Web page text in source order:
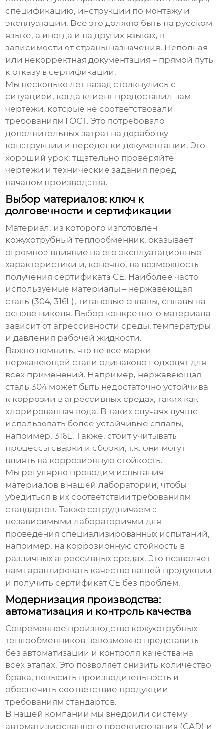
спецификацию, инструкции по монтажу и
эксплуатации. Все это должно быть на русском
языке, а иногда и на других языках, в
зависимости от страны назначения. Неполная
или некорректная документация – прямой путь
к отказу в сертификации.
Мы несколько лет назад столкнулись с
ситуацией, когда клиент предоставил нам
чертежи, которые не соответствовали
требованиям ГОСТ. Это потребовало
дополнительных затрат на доработку
конструкции и переделки документации. Это
хороший урок: тщательно проверяйте
чертежи и технические задания перед
началом производства.
Выбор материалов: ключ к
долговечности и сертификации
Материал, из которого изготовлен
кожухотрубный теплообменник, оказывает
огромное влияние на его эксплуатационные
характеристики и, конечно, на возможность
получения сертификата CE. Наиболее часто
используемые материалы – нержавеющая
сталь (304, 316L), титановые сплавы, сплавы на
основе никеля. Выбор конкретного материала
зависит от агрессивности среды, температуры
и давления рабочей жидкости.
Важно помнить, что не все марки
нержавеющей стали одинаково подходят для
всех применений. Например, нержавеющая
сталь 304 может быть недостаточно устойчива
к коррозии в агрессивных средах, таких как
хлорированная вода. В таких случаях лучше
использовать более устойчивые сплавы,
например, 316L. Также, стоит учитывать
процессы сварки и сборки, т.к. они могут
влиять на коррозионную стойкость.
Мы регулярно проводим испытания
материалов в нашей лаборатории, чтобы
убедиться в их соответствии требованиям
стандартов. Также сотрудничаем с
независимыми лабораториями для
проведения специализированных испытаний,
например, на коррозионную стойкость в
различных агрессивных средах. Это позволяет
нам гарантировать качество нашей продукции
и получить сертификат CE без проблем.
Модернизация производства:
автоматизация и контроль качества
Современное производство кожухотрубных
теплообменников невозможно представить
без автоматизации и контроля качества на
всех этапах. Это позволяет снизить количество
брака, повысить производительность и
обеспечить соответствие продукции
требованиям стандартов.
В нашей компании мы внедрили систему
автоматизированного проектирования (CAD) и